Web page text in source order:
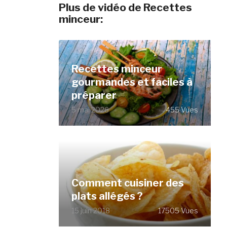
Plus de vidéo de Recettes
minceur:
Recettes minceur
gourmandes et faciles à
préparer
5 mai 2026 455 Vues
Comment cuisiner des
plats allégés ?
15 juin 2018 17505 Vues